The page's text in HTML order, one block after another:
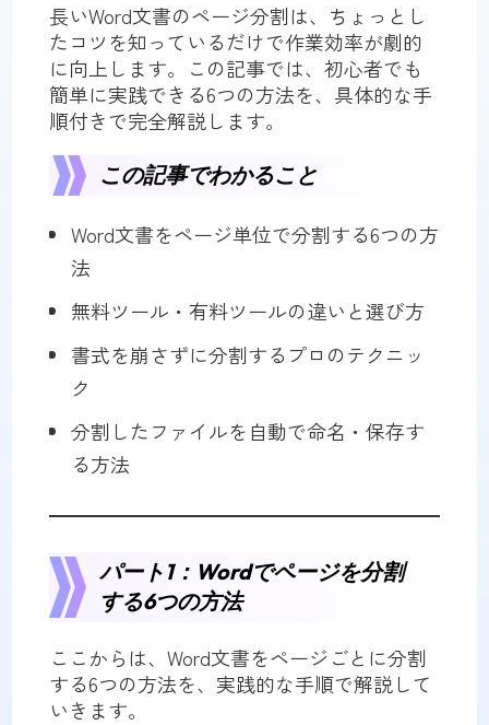
長いWord文書のページ分割は、ちょっとし
たコツを知っているだけで作業効率が劇的
に向上します。この記事では、初心者でも
簡単に実践できる6つの方法を、具体的な手
順付きで完全解説します。
この記事でわかること
Word文書をページ単位で分割する6つの方
法
無料ツール・有料ツールの違いと選び方
書式を崩さずに分割するプロのテクニッ
ク
分割したファイルを自動で命名・保存す
る方法
パート1：Wordでページを分割
する6つの方法
ここからは、Word文書をページごとに分割
する6つの方法を、実践的な手順で解説して
いきます。